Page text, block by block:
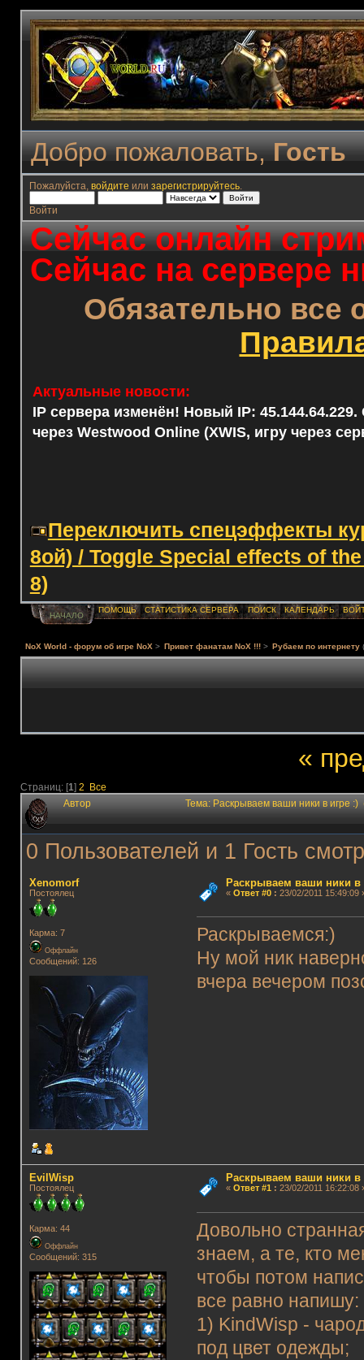
Добро пожаловать,Гость
Пожалуйста, войдите или зарегистрируйтесь.
Войти
Сейчас онлайн
Сейчас на сервере
Обязательно все
Актуальные новости:
IP сервера изменён! Новый IP: 45.144.64.229.
через Westwood Online (XWIS, игру через
Переключить спецэффекты
8ой) / Toggle Special effects of
8)
НАЧАЛО
ПОМОЩЬ СТАТИСТИКА СЕРВЕРА ПОИСК КАЛЕНДАРЬ
NoX World - форум об игре NoX > Привет фанатам NoX !!! > Рубаем по интернету
«
Страниц: [1] 2 Все
Автор Тема: Раскрываем ваши ники в игре
0 Пользователей и 1 Гость
Xenomorf
Постоялец
Карма: 7
Оффлайн
Сообщений: 126
Раскрываем ваши ники в
« Ответ #0: 23/02/2011 15:49:09
Раскрываемся:)
Ну мой ник
вчера вечером
EvilWisp
Постоялец
Карма: 44
Оффлайн
Сообщений: 315
Раскрываем ваши ники в
« Ответ #1: 23/02/2011 16:22:08
Довольно
знаем, а те, кто
чтобы потом
все равно напишу:
1) KindWisp -
под цвет одежды;